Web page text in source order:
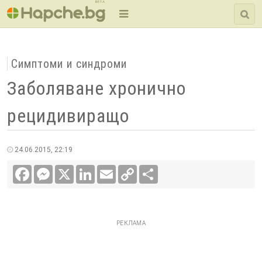
BETA
Симптоми и синдроми
Заболяване хронично
рецидивиращо
24.06.2015, 22:19
FacebookMessenger LinkedInEmail
Copy
Link
РЕКЛАМА